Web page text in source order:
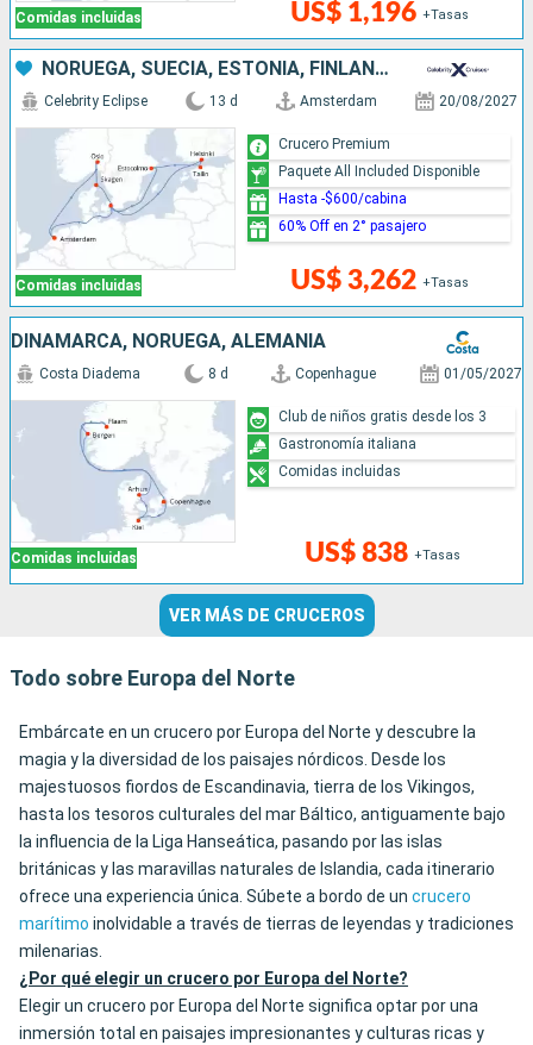
Comidas incluidas US$ 1,196 +Tasas
NORUEGA, SUECIA, ESTONIA, FINLANDIA, DINAMARCA, PAISES BAJOS
Comidas incluidas
Celebrity Eclipse 13 d Amsterdam 20/08/2027
US$ 3,262 +Tasas
Crucero Premium
Paquete All Included Disponible
Hasta -$600/cabina
60% Off en 2° pasajero
DINAMARCA, NORUEGA, ALEMANIA
Comidas incluidas
Costa Diadema 8 d Copenhague 01/05/2027
US$ 838 +Tasas
Club de niños gratis desde los 3
Gastronomía italiana
Comidas incluidas
VER MÁS DE CRUCEROS
Todo sobre Europa del Norte
Embárcate en un crucero por Europa del Norte y descubre la
magia y la diversidad de los paisajes nórdicos. Desde los
majestuosos fiordos de Escandinavia, tierra de los Vikingos,
hasta los tesoros culturales del mar Báltico, antiguamente bajo
la influencia de la Liga Hanseática, pasando por las islas
británicas y las maravillas naturales de Islandia, cada itinerario
ofrece una experiencia única. Súbete a bordo de un crucero
marítimo inolvidable a través de tierras de leyendas y tradiciones
milenarias.
¿Por qué elegir un crucero por Europa del Norte?
Elegir un crucero por Europa del Norte significa optar por una
inmersión total en paisajes impresionantes y culturas ricas y